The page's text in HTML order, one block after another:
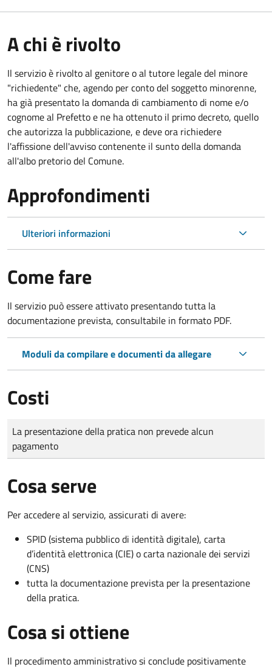
A chi è rivolto
Il servizio è rivolto al genitore o al tutore legale del minore
"richiedente" che, agendo per conto del soggetto minorenne,
ha già presentato la domanda di cambiamento di nome e/o
cognome al Prefetto e ne ha ottenuto il primo decreto, quello
che autorizza la pubblicazione, e deve ora richiedere
l'affissione dell'avviso contenente il sunto della domanda
all'albo pretorio del Comune.
Approfondimenti
Ulteriori informazioni
Come fare
Il servizio può essere attivato presentando tutta la
documentazione prevista, consultabile in formato PDF.
Moduli da compilare e documenti da allegare
Costi
Tipo di pagamento
Importo
La presentazione della pratica non prevede alcun
pagamento
Cosa serve
Per accedere al servizio, assicurati di avere:
SPID (sistema pubblico di identità digitale), carta
d’identità elettronica (CIE) o carta nazionale dei servizi
(CNS)
tutta la documentazione prevista per la presentazione
della pratica.
Cosa si ottiene
Il procedimento amministrativo si conclude positivamente